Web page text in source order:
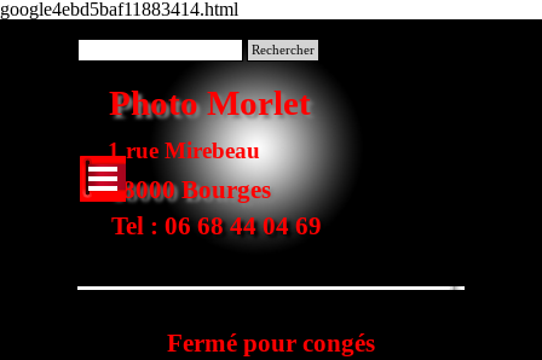
google4ebd5baf11883414.html
Sauter le menu
Photo Morlet
Rechercher
1 rue Mirebeau
Tel : 06 68 44 04 69
18000 Bourges
Fermé pour congés